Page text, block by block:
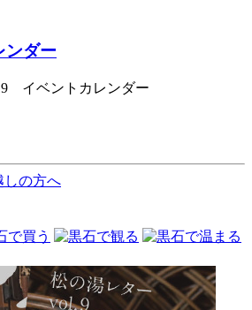
ンダー
イベントカレンダー